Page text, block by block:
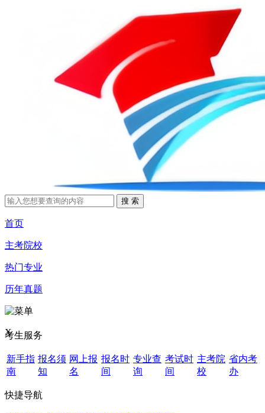
首页
主考院校
热门专业
历年真题
X
考生服务
新手指
南
报名须
知
网上报
名
报名时
间
专业查
询
考试时
间
主考院
校
省内考
办
快捷导航